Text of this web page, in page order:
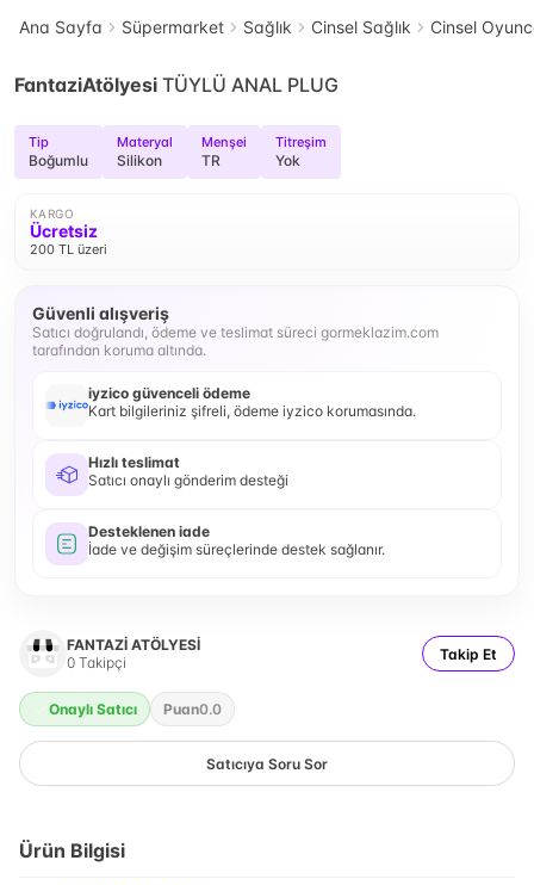
Ana Sayfa Süpermarket Sağlık Cinsel Sağlık Cinsel
FantaziAtölyesi TÜYLÜ ANAL PLUG
Tip
Boğumlu
Materyal
Silikon
Menşei
TR
Titreşim
Yok
KARGO
Ücretsiz
200 TL üzeri
Güvenli alışveriş
Satıcı doğrulandı, ödeme ve teslimat süreci gormeklazim.com
tarafından koruma altında.
iyzico güvenceli ödeme
Kart bilgileriniz şifreli, ödeme iyzico korumasında.
Hızlı teslimat
Satıcı onaylı gönderim desteği
Desteklenen iade
İade ve değişim süreçlerinde destek sağlanır.
FANTAZİ ATÖLYESİ
0 Takipçi Takip Et
Onaylı Satıcı Puan0.0
Satıcıya Soru Sor
Ürün Bilgisi